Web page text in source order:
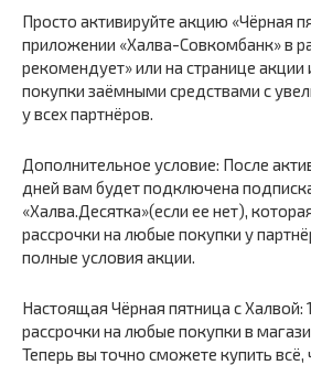
Просто активируйте акцию «Чёрная
приложении «Халва-Совкомбанк» в
рекомендует» или на странице акции
покупки заёмными средствами с
у всех партнёров.
Дополнительное условие: После
дней вам будет подключена
«Халва.Десятка»(если ее нет),
рассрочки на любые покупки у
полные условия акции.
Настоящая Чёрная пятница с
рассрочки на любые покупки в
Теперь вы точно сможете купить всё,